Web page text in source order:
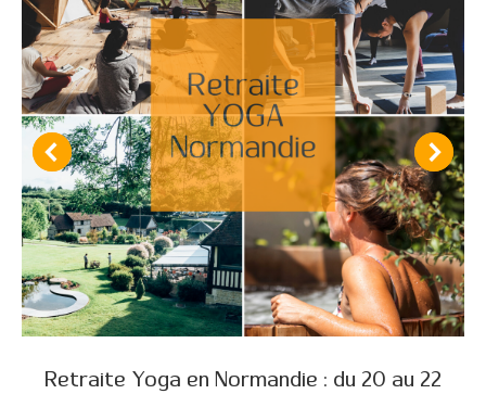
Retraite Yoga en Normandie : du 20 au 22